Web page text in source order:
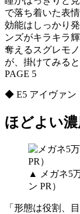
で落ち着いた表
効能はしっかり
ンズがキラキラ
奪えるスグレモ
が、掛けてみる
PAGE 5
◆ E5 アイヴァン
ほどよい
▲ メガネ5
ン PR）
「形態は役割、